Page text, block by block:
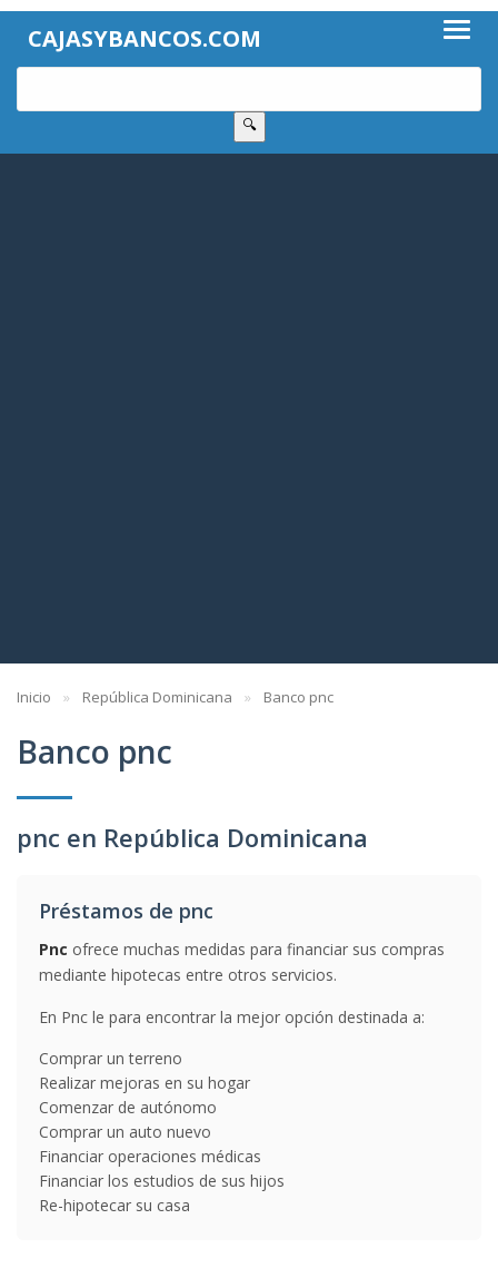
CAJASYBANCOS.COM
🔍
Inicio República Dominicana Banco pnc
Banco pnc
pnc en República Dominicana
Préstamos de pnc
Pnc ofrece muchas medidas para financiar sus compras
mediante hipotecas entre otros servicios.
En Pnc le para encontrar la mejor opción destinada a:
Comprar un terreno
Realizar mejoras en su hogar
Comenzar de autónomo
Comprar un auto nuevo
Financiar operaciones médicas
Financiar los estudios de sus hijos
Re-hipotecar su casa